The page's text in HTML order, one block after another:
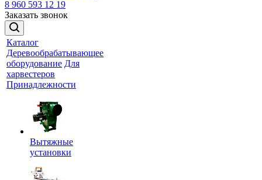
8 960 593 12 19
Заказать звонок
Каталог
Деревообрабатывающее
оборудование Для
харвестеров
Принадлежности
Вытяжные
установки